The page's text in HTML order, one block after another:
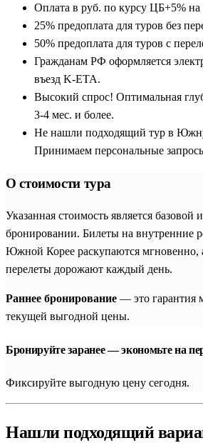
Сердцем любого путешествия по
является динамичный Сеул
транслитерацияСаул). Столица Кореи
масштабом. Персональные экскурсии
спешки осмотреть главные
Чосон, такие как Кёнбоккун и
традиционный костюм ханбок и
улочкам старинного района Инсадон.
природы в черте города доступен
подберет под ваш уровень физической
окрестностях столицы также стоит
комплекс королевских гробниц
город
Сувон
Вторым по величине и значимости
колоритный
Индивидуальный формат поездки
песчаного пляжа Хэундэ и
раскинувшейся на склонах холмов.
лучшие видовые площадки на океан и
где можно попробовать свежайшие
Оплата в руб. по курсу ЦБ+5% на
25% предоплата для туров без
50% предоплата для туров с
Гражданам РФ оформляется
въезд K-ETA.
Высокий спрос! Оптимальная
3-4 мес. и более.
Не нашли подходящий тур в
Принимаем персональные
О стоимости тура
Указанная стоимость является
бронировании. Билеты на внутренние
Южной Корее раскупаются мгновенно,
перелеты дорожают каждый день.
Раннее бронирование — это гарантия
текущей выгодной цены.
Бронируйте заранее — экономьте на
Фиксируйте выгодную цену сегодня.
Нашли подходящий